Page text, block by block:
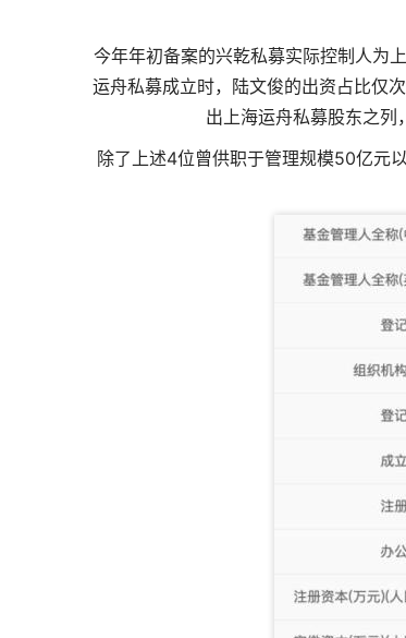
今年年初备案的兴乾私募实际控制人为
运舟私募成立时，陆文俊的出资占比仅
出上海运舟私募股东之列
除了上述4位曾供职于管理规模50亿元